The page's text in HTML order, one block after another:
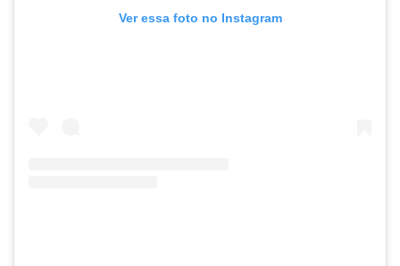
Ver essa foto no Instagram